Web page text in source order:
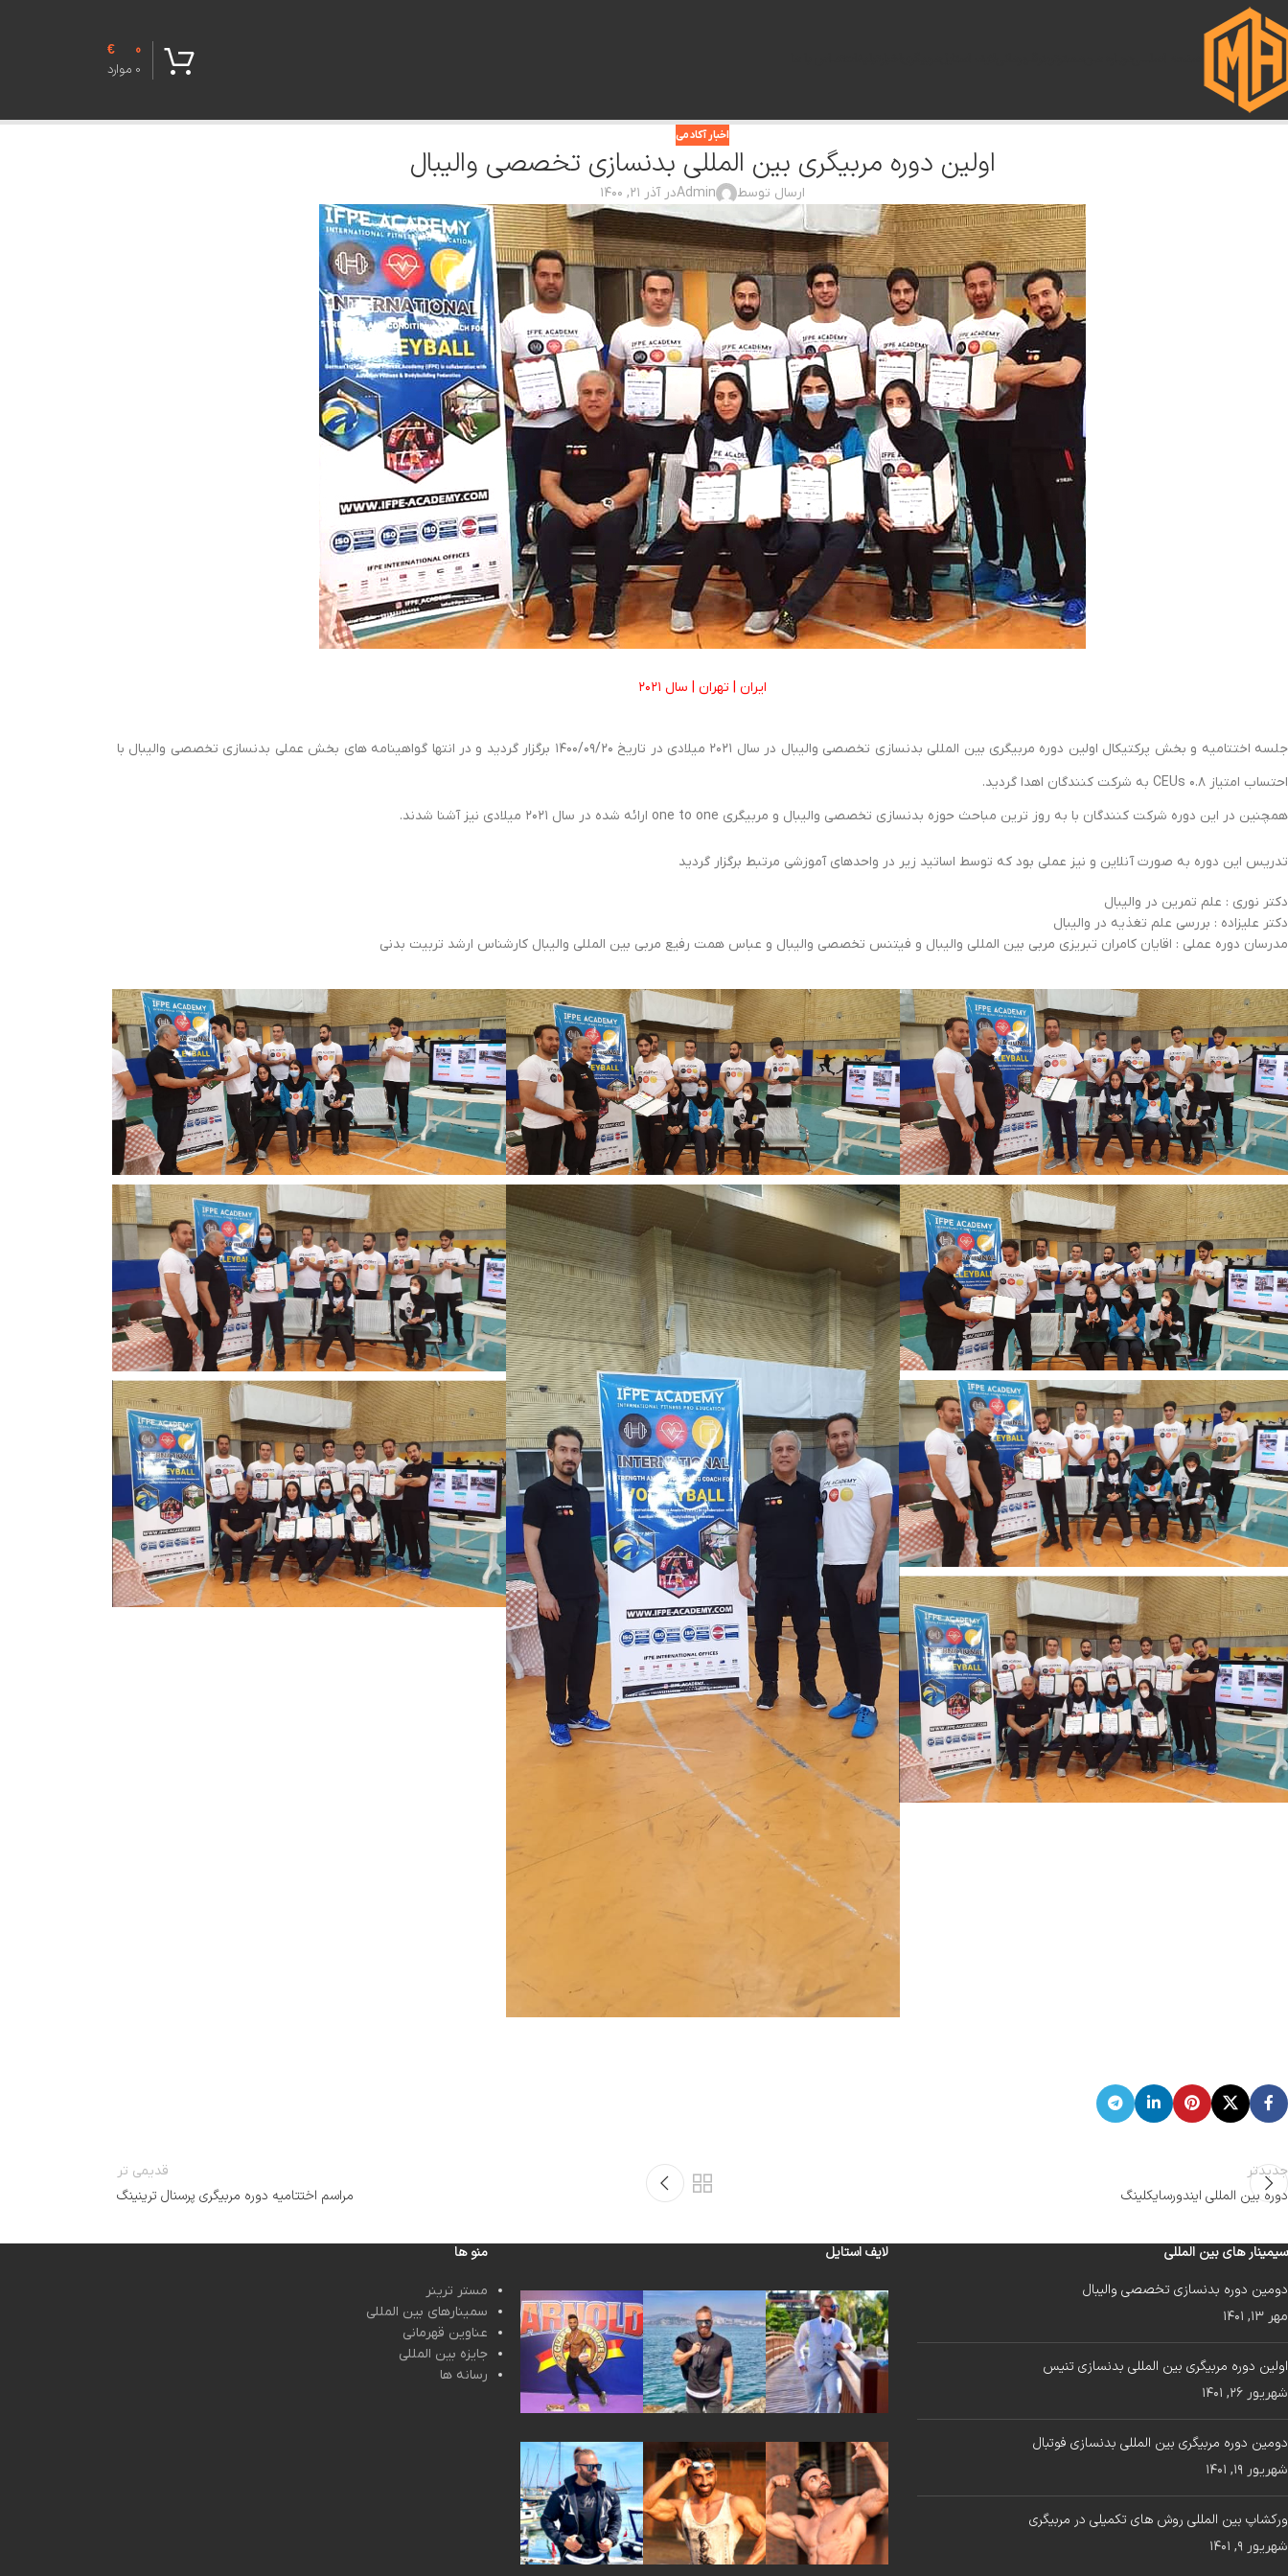
0 موارد
€ 0
اخبار آکادمی
اولین دوره مربیگری بین المللی بدنسازی تخصصی والیبال
ارسال توسط Adminدر آذر ۲۱, ۱۴۰۰
ایران | تهران | سال ۲۰۲۱
جلسه اختتامیه و بخش پرکتیکال اولین دوره مربیگری بین المللی بدنسازی تخصصی والیبال در سال ۲۰۲۱ میلادی در تاریخ ۱۴۰۰/۰۹/۲۰ برگزار گردید و در انتها گواهینامه های بخش عملی بدنسازی تخصصی والیبال با
احتساب امتیاز ۰.۸ CEUs به شرکت کنندگان اهدا گردید.
همچنین در این دوره شرکت کنندگان با به روز ترین مباحث حوزه بدنسازی تخصصی والیبال و مربیگری one to one ارائه شده در سال ۲۰۲۱ میلادی نیز آشنا شدند.
تدریس این دوره به صورت آنلاین و نیز عملی بود که توسط اساتید زیر در واحدهای آموزشی مرتبط برگزار گردید
دکتر نوری : علم تمرین در والیبال
دکتر علیزاده : بررسی علم تغذیه در والیبال
مدرسان دوره عملی : اقایان کامران تبریزی مربی بین المللی والیبال و فیتنس تخصصی والیبال و عباس همت رفیع مربی بین المللی والیبال کارشناس ارشد تربیت بدنی
جدیدتر
دوره بین المللی ایندورسایکلینگ
قدیمی تر
مراسم اختتامیه دوره مربیگری پرسنال ترینینگ
سیمینار های بین المللی
دومین دوره بدنسازی تخصصی والیبال
مهر ۱۳, ۱۴۰۱
اولین دوره مربیگری بین المللی بدنسازی تنیس
شهریور ۲۶, ۱۴۰۱
دومین دوره مربیگری بین المللی بدنسازی فوتبال
شهریور ۱۹, ۱۴۰۱
ورکشاپ بین المللی روش های تکمیلی در مربیگری
شهریور ۹, ۱۴۰۱
لایف استایل منو ها
مستر ترینر
سمینارهای بین المللی
عناوین قهرمانی
جایزه بین المللی
رسانه ها